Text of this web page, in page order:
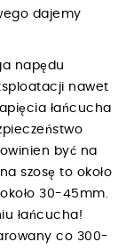
dajemy
napędu
nawet
łańcucha
być na
szosę to około
30-45mm.
łańcucha!
co 300-